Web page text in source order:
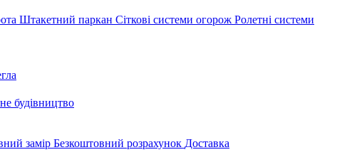
Штакетний паркан Сіткові системи огорож Ролетні системи
будівництво
замір Безкоштовний розрахунок Доставка